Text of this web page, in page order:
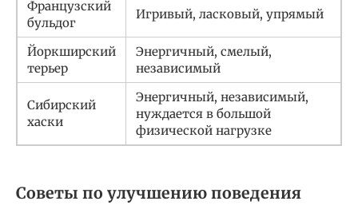
Французский
бульдог
Игривый, ласковый, упрямый
Йоркширский
терьер
Энергичный, смелый,
независимый
Сибирский
хаски
Энергичный, независимый,
нуждается в большой
физической нагрузке
Советы по улучшению поведения